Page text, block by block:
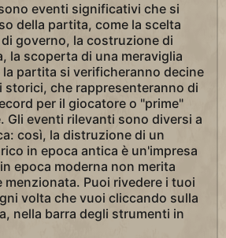
eventi significativi che si
della partita, come la scelta
governo, la costruzione di
la scoperta di una meraviglia
partita si verificheranno decine
storici, che rappresenteranno di
per il giocatore o "prime"
Gli eventi rilevanti sono diversi a
così, la distruzione di un
in epoca antica è un'impresa
epoca moderna non merita
menzionata. Puoi rivedere i tuoi
volta che vuoi cliccando sulla
nella barra degli strumenti in